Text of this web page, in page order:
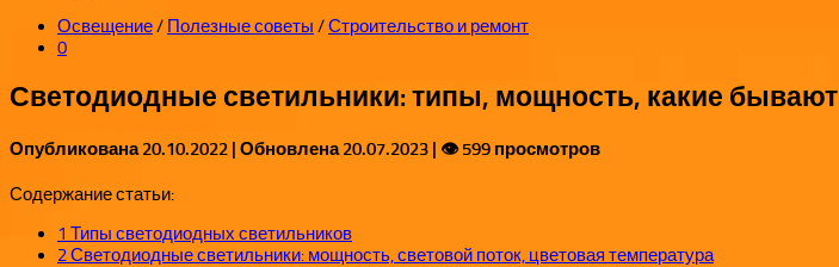
Освещение/ Полезные советы /Строительство и ремонт
0
Светодиодные светильники: типы, мощность, какие бывают
Опубликована20.10.2022 | Обновлена20.07.2023 | 👁 599 просмотров
Содержание статьи:
1 Типы светодиодных светильников
2Светодиодные светильники: мощность, световой поток, цветовая температура